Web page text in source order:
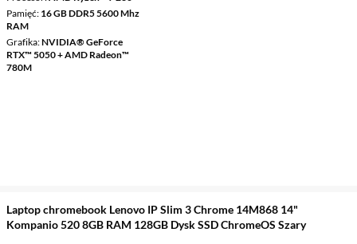
Pamięć 16 GB DDR5 5600 Mhz
RAM
Grafika NVIDIA® GeForce
RTX™ 5050 + AMD Radeon™
780M
Laptop chromebook Lenovo IP Slim 3 Chrome 14M868 14"
Kompanio 520 8GB RAM 128GB Dysk SSD ChromeOS Szary